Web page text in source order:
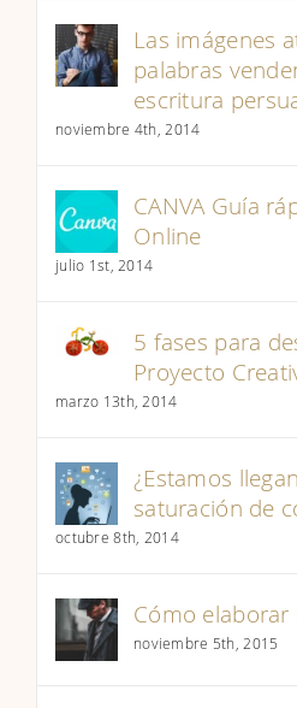
Las imágenes
palabras
escritura
noviembre 4th, 2014
CANVA Guía
Online
julio 1st, 2014
5 fases para
Proyecto
marzo 13th, 2014
¿Estamos
saturación de
octubre 8th, 2014
Cómo elaborar
noviembre 5th, 2015